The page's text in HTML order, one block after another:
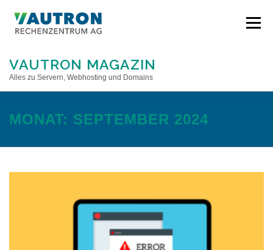
Inhalt
VAUTRON MAGAZIN
Alles zu Servern, Webhosting und Domains
Menü
STARTSEITE
MONAT: SEPTEMBER 2024